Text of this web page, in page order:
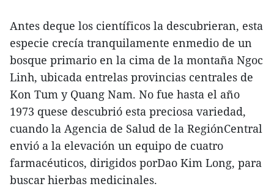
Antes deque los científicos la descubrieran, esta
especie crecía tranquilamente enmedio de un
bosque primario en la cima de la montaña Ngoc
Linh, ubicada entrelas provincias centrales de
Kon Tum y Quang Nam. No fue hasta el año
1973 quese descubrió esta preciosa variedad,
cuando la Agencia de Salud de la RegiónCentral
envió a la elevación un equipo de cuatro
farmacéuticos, dirigidos porDao Kim Long, para
buscar hierbas medicinales.